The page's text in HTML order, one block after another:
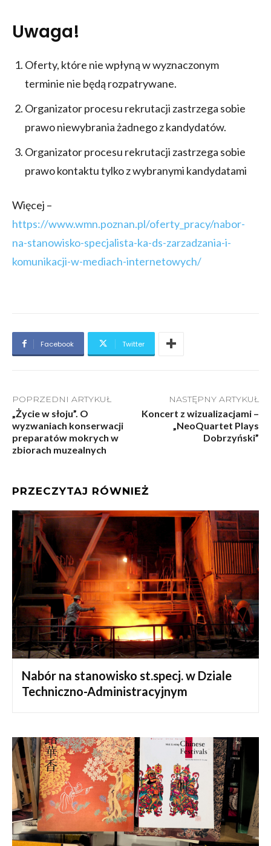
Uwaga!
Oferty, które nie wpłyną w wyznaczonym
terminie nie będą rozpatrywane.
Organizator procesu rekrutacji zastrzega sobie
prawo niewybrania żadnego z kandydatów.
Organizator procesu rekrutacji zastrzega sobie
prawo kontaktu tylko z wybranymi kandydatami
Więcej –
https://www.wmn.poznan.pl/oferty_pracy/nabor-
na-stanowisko-specjalista-ka-ds-zarzadzania-i-
komunikacji-w-mediach-internetowych/
Facebook Twitter
POPRZEDNI ARTYKUŁ
„Życie w słoju”. O
wyzwaniach konserwacji
preparatów mokrych w
zbiorach muzealnych
NASTĘPNY ARTYKUŁ
Koncert z wizualizacjami –
„NeoQuartet Plays
Dobrzyński”
PRZECZYTAJ RÓWNIEŻ
Nabór na stanowisko st.specj. w Dziale
Techniczno-Administracyjnym